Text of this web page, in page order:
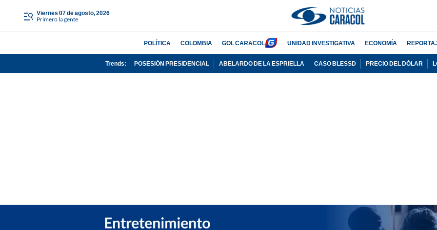
viernes 07 de agosto, 2026
Primero la gente
POLÍTICA COLOMBIA GOL CARACOL UNIDAD INVESTIGATIVA ECONOMÍA
Trends: POSESIÓN PRESIDENCIAL ABELARDO DE LA ESPRIELLA CASO BLESSD PRECIO DEL DÓLAR